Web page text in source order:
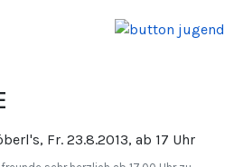
Fr. 23.8.2013, ab 17 Uhr